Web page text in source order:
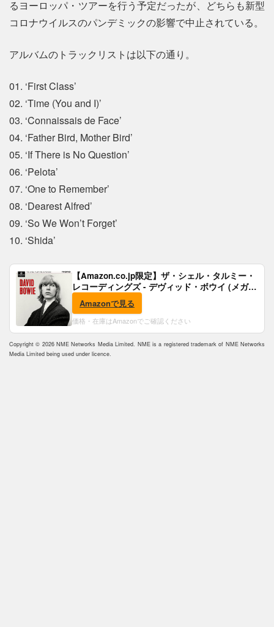
るヨーロッパ・ツアーを行う予定だったが、どちらも新型
コロナウイルスのパンデミックの影響で中止されている。
アルバムのトラックリストは以下の通り。
01. ‘First Class’
02. ‘Time (You and I)’
03. ‘Connaissais de Face’
04. ‘Father Bird, Mother Bird’
05. ‘If There is No Question’
06. ‘Pelota’
07. ‘One to Remember’
08. ‘Dearest Alfred’
09. ‘So We Won’t Forget’
10. ‘Shida’
【Amazon.co.jp限定】ザ・シェル・タルミー・
レコーディングズ - デヴィッド・ボウイ (メガジ
ャケ付)
Amazonで見る
価格・在庫はAmazonでご確認ください
Copyright © 2026 NME Networks Media Limited. NME is a registered trademark of NME Networks
Media Limited being used under licence.